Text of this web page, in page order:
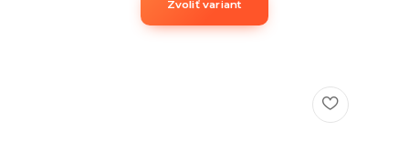
Zvoliť variant